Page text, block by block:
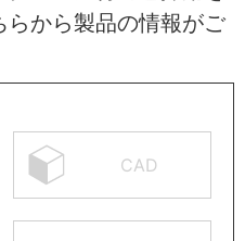
から製品の情報がご
CAD